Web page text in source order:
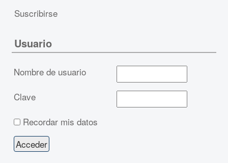
Suscribirse
Usuario
Nombre de usuario
Clave
Recordar mis datos